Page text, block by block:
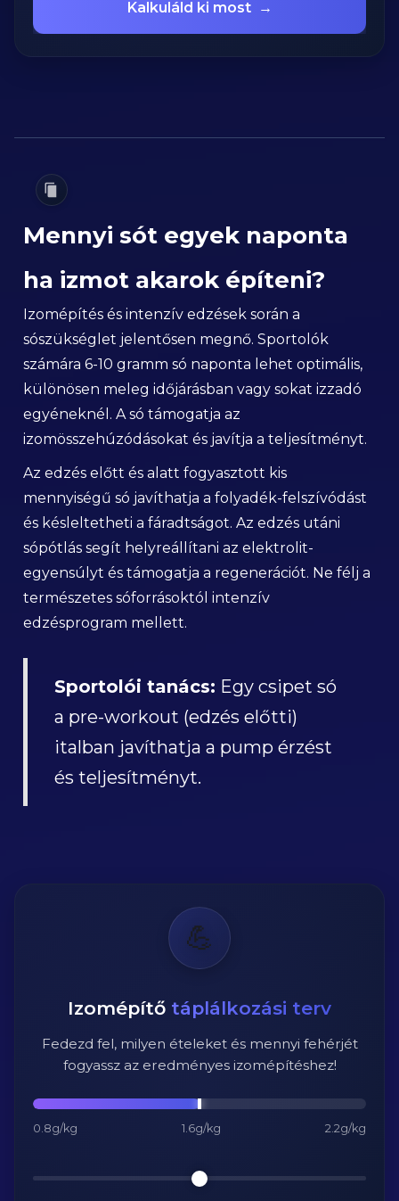
Kalkuláld ki most →
Mennyi sót egyek naponta
ha izmot akarok építeni?
Izomépítés és intenzív edzések során a
sószükséglet jelentősen megnő. Sportolók
számára 6-10 gramm só naponta lehet optimális,
különösen meleg időjárásban vagy sokat izzadó
egyéneknél. A só támogatja az
izomösszehúzódásokat és javítja a teljesítményt.
Az edzés előtt és alatt fogyasztott kis
mennyiségű só javíthatja a folyadék-felszívódást
és késleltetheti a fáradtságot. Az edzés utáni
sópótlás segít helyreállítani az elektrolit-
egyensúlyt és támogatja a regenerációt. Ne félj a
természetes sóforrásoktól intenzív
edzésprogram mellett.
Sportolói tanács: Egy csipet só
a pre-workout (edzés előtti)
italban javíthatja a pump érzést
és teljesítményt.
💪
Izomépítő táplálkozási terv
Fedezd fel, milyen ételeket és mennyi fehérjét
fogyassz az eredményes izomépítéshez!
0.8g/kg 1.6g/kg 2.2g/kg